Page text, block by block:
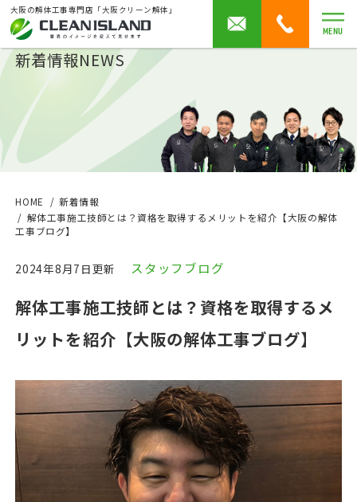
大阪の解体工事専門店「大阪クリーン解体」
MENU
新着情報NEWS
HOME
新着情報
解体工事施工技師とは？資格を取得するメリットを紹介【大阪の解体
工事ブログ】
2024年8月7日更新 スタッフブログ
解体工事施工技師とは？資格を取得するメ
リットを紹介【大阪の解体工事ブログ】